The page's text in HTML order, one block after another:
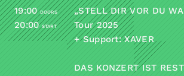
DOORS
19:00
START
20:00
„STELL DIR VOR DU
Tour 2025
+ Support: XAVER
DAS KONZERT IST